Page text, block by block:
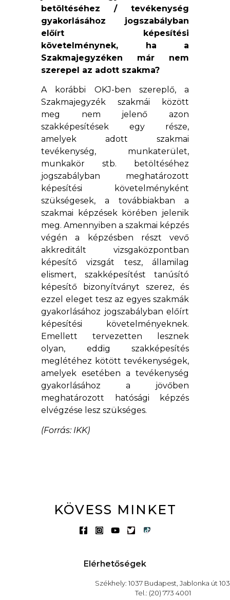
betöltéséhez / tevékenység
gyakorlásához jogszabályban
előírt képesítési
követelménynek, ha a
Szakmajegyzéken már nem
szerepel az adott szakma?
A korábbi OKJ-ben szereplő, a
Szakmajegyzék szakmái között
meg nem jelenő azon
szakképesítések egy része,
amelyek adott szakmai
tevékenység, munkaterület,
munkakör stb. betöltéséhez
jogszabályban meghatározott
képesítési követelményként
szükségesek, a továbbiakban a
szakmai képzések körében jelenik
meg. Amennyiben a szakmai képzés
végén a képzésben részt vevő
akkreditált vizsgaközpontban
képesítő vizsgát tesz, államilag
elismert, szakképesítést tanúsító
képesítő bizonyítványt szerez, és
ezzel eleget tesz az egyes szakmák
gyakorlásához jogszabályban előírt
képesítési követelményeknek.
Emellett tervezetten lesznek
olyan, eddig szakképesítés
meglétéhez kötött tevékenységek,
amelyek esetében a tevékenység
gyakorlásához a jövőben
meghatározott hatósági képzés
elvégzése lesz szükséges.
(Forrás: IKK)
KÖVESS MINKET
Elérhetőségek
Székhely: 1037 Budapest, Jablonka út
Tel.: (20) 773 4001